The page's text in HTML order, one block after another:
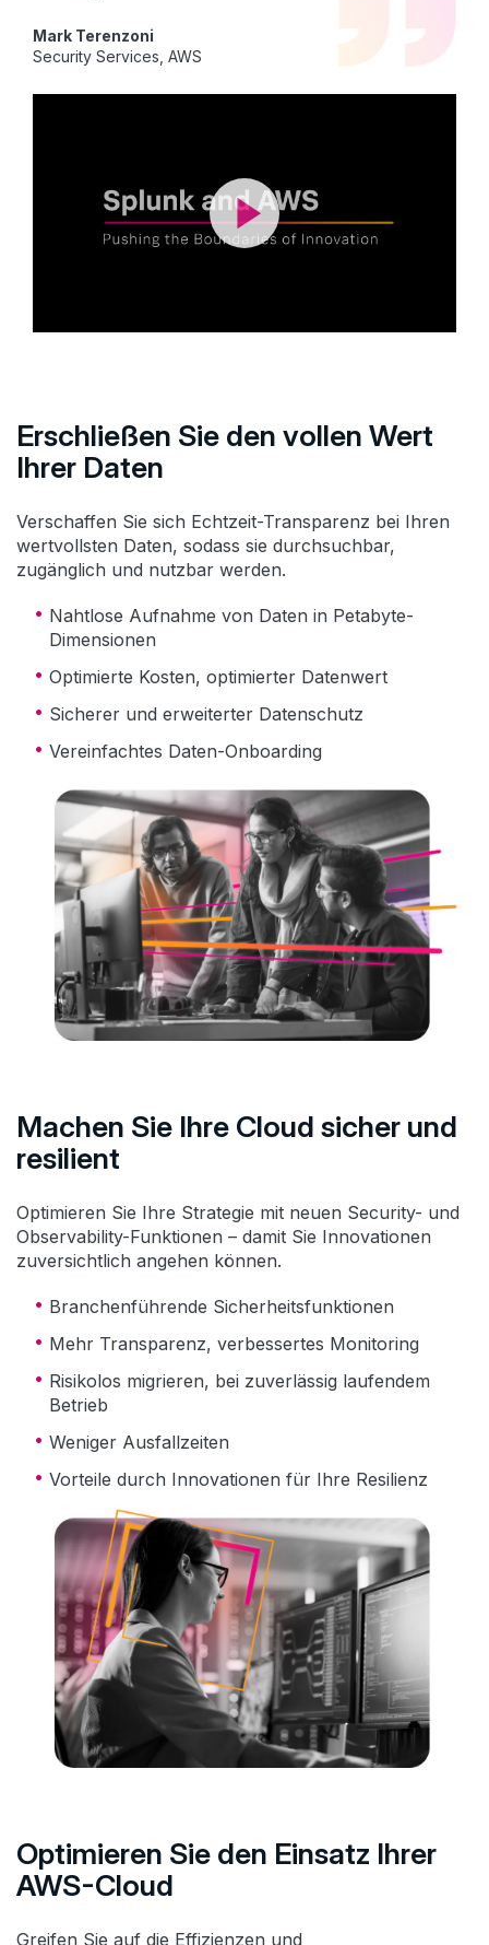
Mark Terenzoni
Security Services, AWS
Erschließen Sie den vollen Wert
Ihrer Daten
Verschaffen Sie sich Echtzeit-Transparenz bei Ihren
wertvollsten Daten, sodass sie durchsuchbar,
zugänglich und nutzbar werden.
Nahtlose Aufnahme von Daten in Petabyte-
Dimensionen
Optimierte Kosten, optimierter Datenwert
Sicherer und erweiterter Datenschutz
Vereinfachtes Daten-Onboarding
Machen Sie Ihre Cloud sicher und
resilient
Optimieren Sie Ihre Strategie mit neuen Security- und
Observability-Funktionen – damit Sie Innovationen
zuversichtlich angehen können.
Branchenführende Sicherheitsfunktionen
Mehr Transparenz, verbessertes Monitoring
Risikolos migrieren, bei zuverlässig laufendem
Betrieb
Weniger Ausfallzeiten
Vorteile durch Innovationen für Ihre Resilienz
Optimieren Sie den Einsatz Ihrer
AWS-Cloud
Greifen Sie auf die Effizienzen und